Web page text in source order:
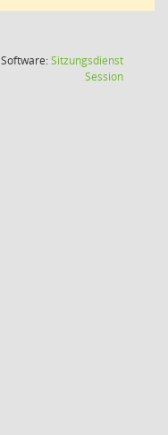
Software:Sitzungsdienst
Session(Wird in